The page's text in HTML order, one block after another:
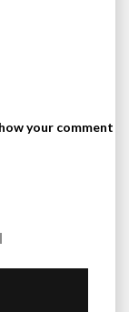
your comment